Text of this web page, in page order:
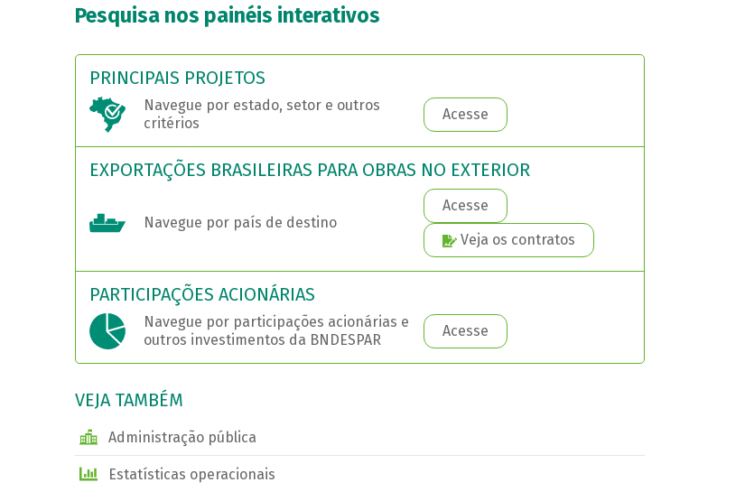
Pesquisa nos painéis interativos
PRINCIPAIS PROJETOS
Navegue por estado, setor e outros
critérios
Acesse
EXPORTAÇÕES BRASILEIRAS PARA OBRAS NO EXTERIOR
Navegue por país de destino
Acesse
Veja os contratos
PARTICIPAÇÕES ACIONÁRIAS
Navegue por participações acionárias e
outros investimentos da BNDESPAR
Acesse
VEJA TAMBÉM
Administração pública
Estatísticas operacionais